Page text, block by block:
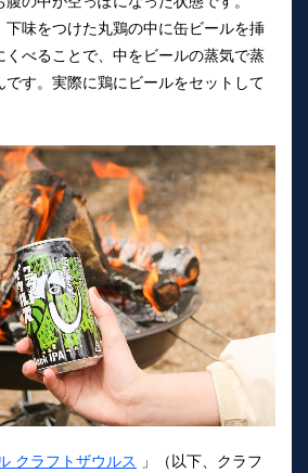
下味をつけた丸鶏の中に缶ビールを挿
くべることで、中をビールの蒸気で蒸
です。実際に鶏にビールをセットして
クラフトザウルス
」（以下、クラフ